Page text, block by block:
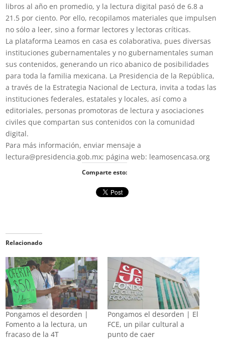
libros al año en promedio, y la lectura digital pasó de 6.8 a
21.5 por ciento. Por ello, recopilamos materiales que impulsen
no sólo a leer, sino a formar lectores y lectoras críticas.
La plataforma Leamos en casa es colaborativa, pues diversas
instituciones gubernamentales y no gubernamentales suman
sus contenidos, generando un rico abanico de posibilidades
para toda la familia mexicana. La Presidencia de la República,
a través de la Estrategia Nacional de Lectura, invita a todas las
instituciones federales, estatales y locales, así como a
editoriales, personas promotoras de lectura y asociaciones
civiles que compartan sus contenidos con la comunidad
digital.
Para más información, enviar mensaje a
lectura@presidencia.gob.mx; página web: leamosencasa.org
Comparte esto:
Relacionado
Pongamos el desorden |
Fomento a la lectura, un
fracaso de la 4T
Pongamos el desorden | El
FCE, un pilar cultural a
punto de caer